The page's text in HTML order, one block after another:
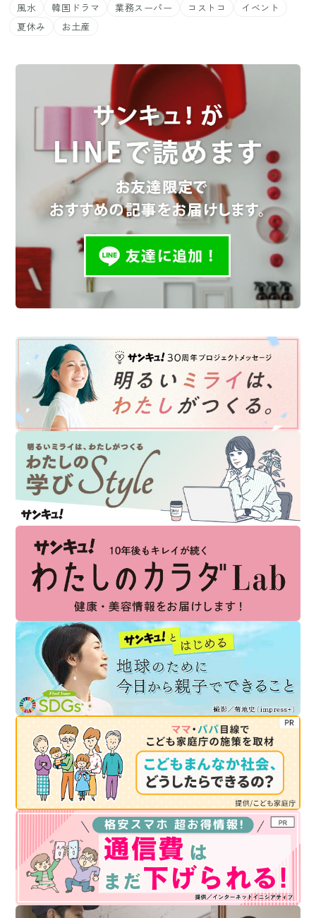
風水
韓国ドラマ 業務スーパー コストコ
イベント
夏休み
お土産